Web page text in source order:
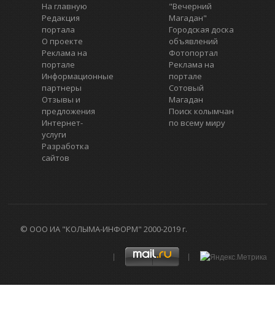
На главную
Редакция
портала
О проекте
Реклама на
портале
Информационные
партнеры
Отзывы и
предложения
Интернет-
услуги
Разработка
сайтов
"Вечерний
Магадан"
Городская доска
объявлений
Фотопортал
Реклама на
портале
Сотовый
Магадан
Поиск колымчан
по всему миру
© ООО ИА "КОЛЫМА-ИНФОРМ" 2000-2019 г.